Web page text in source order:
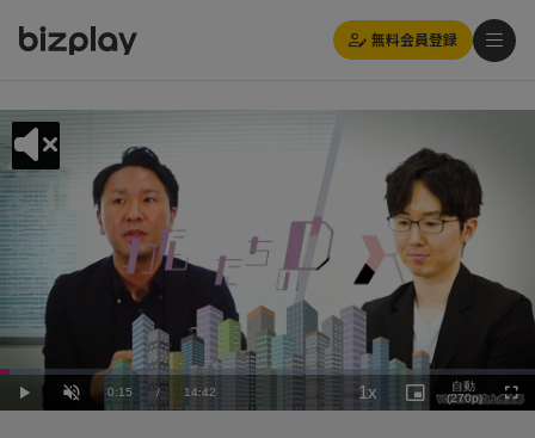
無料会員登録
Play UnmuteCurrent
0:15 / Duration
14:42
Loaded:
7.49%
1x
Rate
Picture-
in-
自動
(270p)